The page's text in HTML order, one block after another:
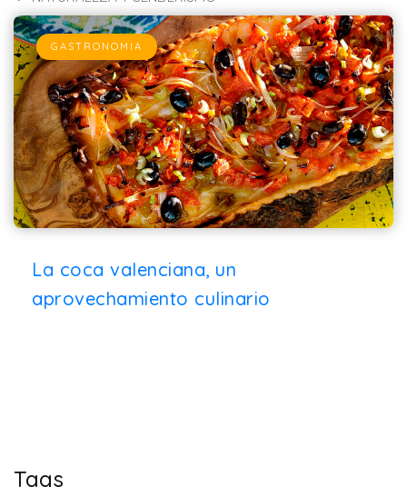
GASTRONOMIA
La coca valenciana, un
aprovechamiento culinario
Tags